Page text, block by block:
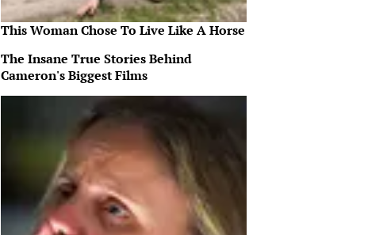
This Woman Chose To Live Like A Horse
The Insane True Stories Behind
Cameron's Biggest Films